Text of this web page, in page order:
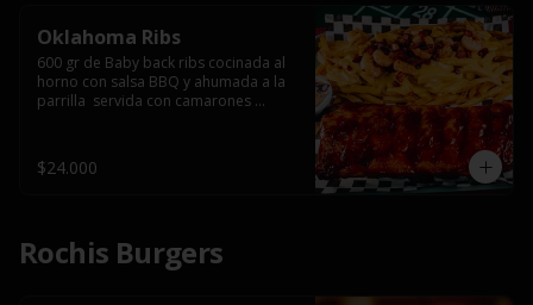
Oklahoma Ribs
600 gr de Baby back ribs cocinada al
horno con salsa BBQ y ahumada a la
parrilla  servida con camarones
$24.000
Rochis Burgers